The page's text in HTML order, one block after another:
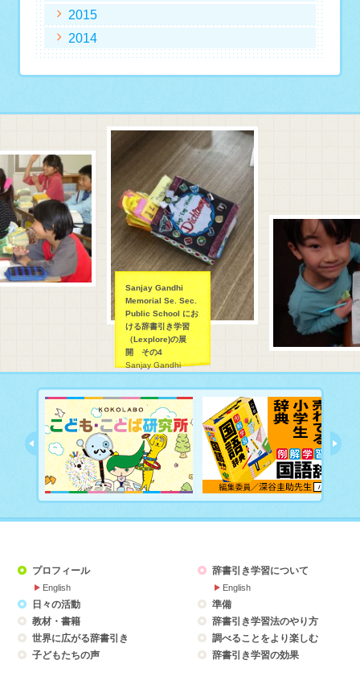
2015
2014
Sanjay Gandhi
Memorial Se. Sec.
Public School にお
ける辞書引き学習
（Lexplore)の展
開 その4
Sanjay Gandhi
Public School にお
ける辞書引き学習
（Lexplore)の展開で
す。
プロフィール
English
日々の活動
教材・書籍
世界に広がる辞書引き
子どもたちの声
辞書引き学習について
English
準備
辞書引き学習法のやり方
調べることをより楽しむ
辞書引き学習の効果